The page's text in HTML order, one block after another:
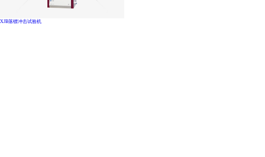
XJB落镖冲击试验机